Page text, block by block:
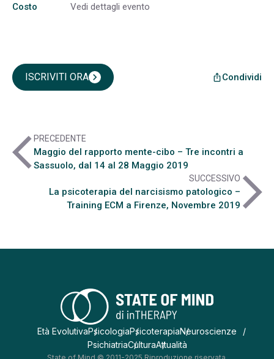
Costo Vedi dettagli evento
ISCRIVITI ORAchevron_right ios_shareCondividi
arrow_back_iosPRECEDENTE
Maggio del rapporto mente-cibo – Tre incontri a
Sassuolo, dal 14 al 28 Maggio 2019
SUCCESSIVO
La psicoterapia del narcisismo patologico –
Training ECM a Firenze, Novembre 2019arrow_forward_ios
Età EvolutivaPsicologiaPsicoterapiaNeuroscienze
PsichiatriaCulturaAttualità